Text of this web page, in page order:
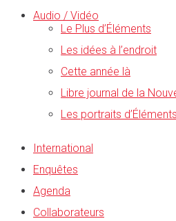
Audio / Vidéo
Le Plus d’Éléments
Les idées à l’endroit
Cette année là
Libre journal de la
Les portraits d’Éléments
International
Enquêtes
Agenda
Collaborateurs